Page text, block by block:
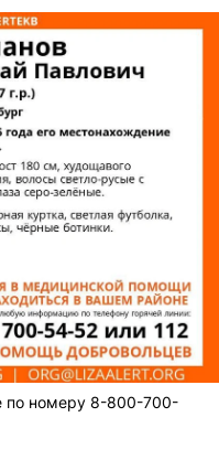
по номеру 8-800-700-